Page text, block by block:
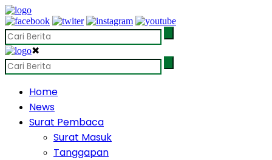
✖
Home
News
Surat Pembaca
Surat Masuk
Tanggapan